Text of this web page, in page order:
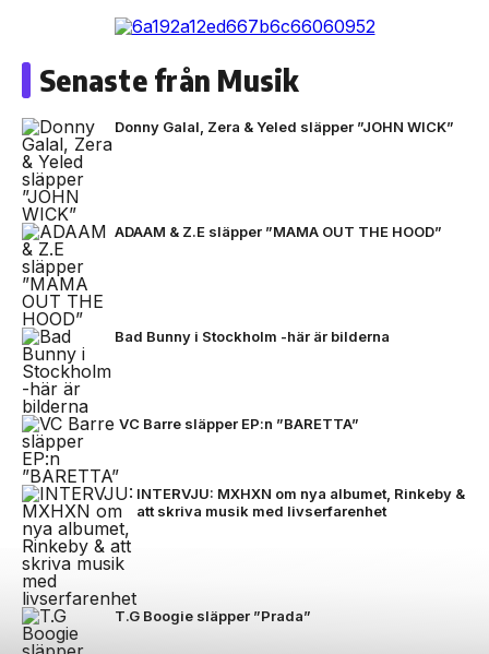
Senaste från Musik
Donny Galal, Zera & Yeled släpper ”JOHN WICK”
ADAAM & Z.E släpper ”MAMA OUT THE HOOD”
Bad Bunny i Stockholm -här är bilderna
VC Barre släpper EP:n ”BARETTA”
INTERVJU: MXHXN om nya albumet, Rinkeby &
att skriva musik med livserfarenhet
T.G Boogie släpper ”Prada”